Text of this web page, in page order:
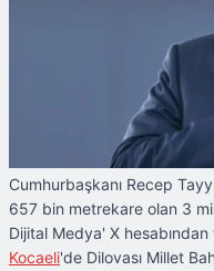
Cumhurbaşkanı Recep
657 bin metrekare olan 3
Dijital Medya' X
Kocaeli'de Dilovası Millet